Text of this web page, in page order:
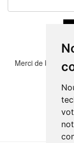
Merci de bien